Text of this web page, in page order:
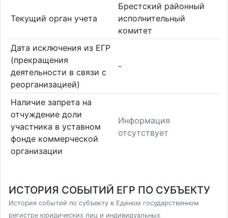
Текущий орган учета
Брестский районный
исполнительный
комитет
Дата исключения из ЕГР
(прекращения
деятельности в связи с
реорганизацией)
-
Наличие запрета на
отчуждение доли
участника в уставном
фонде коммерческой
организации
Информация
отсутствует
ИСТОРИЯ СОБЫТИЙ ЕГР ПО СУБЪЕКТУ
История событий по субъекту в Едином государственном
регистре юридических лиц и индивидуальных